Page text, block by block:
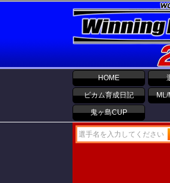
HOME
ビカム育成日記 ML/
鬼ヶ島CUP